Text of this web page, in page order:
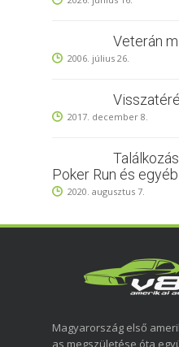
Veterán
2006. július 26.
2017. december 8.
Poker Run és
2020. augusztus 7.
Magyarország első
as megszületése óta